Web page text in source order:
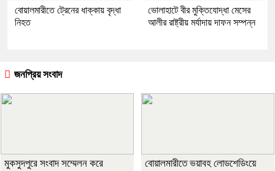
বোয়ালমারীতে ট্রেনের ধাক্কায় বৃদ্ধা
নিহত
ভোলাহাটে বীর মুক্তিযোদ্ধা মেসের
আলীর রাষ্ট্রীয় মর্যাদায় দাফন সম্পন্ন
জনপ্রিয় সংবাদ
মুকসুদপুরে সংবাদ সম্মেলন করে
বোয়ালমারীতে ভয়াবহ লোডশেডিংয়ে